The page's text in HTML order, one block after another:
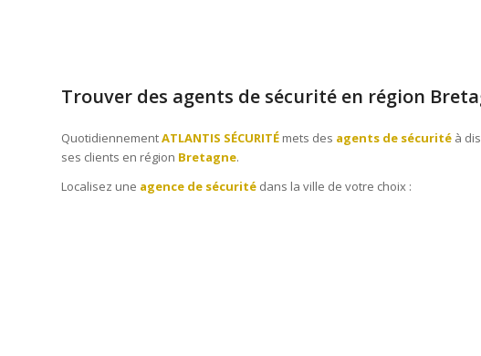
Trouver des agents de sécurité en région
QuotidiennementATLANTIS SÉCURITÉ mets des agents de sécurité à
ses clients en région Bretagne.
Localisez une agence de sécurité dans la ville de votre choix :